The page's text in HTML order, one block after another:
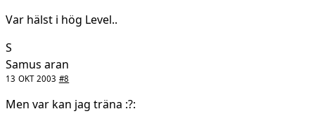
Var hälst i hög Level..
S
Samus aran
13 OKT 2003 #8
Men var kan jag träna :?: